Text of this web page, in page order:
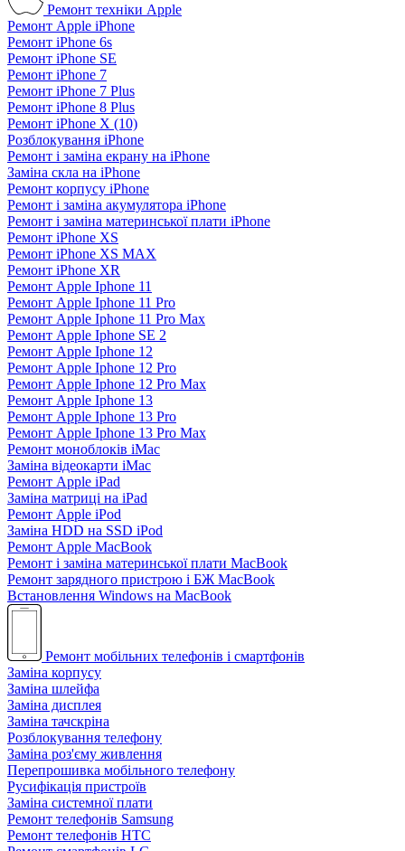
Ремонт техніки Apple
Ремонт Apple iPhone
Ремонт iPhone 6s
Ремонт iPhone SE
Ремонт iPhone 7
Ремонт iPhone 7 Plus
Ремонт iPhone 8 Plus
Ремонт iPhone X (10)
Розблокування iPhone
Ремонт і заміна екрану на iPhone
Заміна скла на iPhone
Ремонт корпусу iPhone
Ремонт і заміна акумулятора iPhone
Ремонт і заміна материнської плати iPhone
Ремонт iPhone XS
Ремонт iPhone XS MAX
Ремонт iPhone XR
Ремонт Apple Iphone 11
Ремонт Apple Iphone 11 Pro
Ремонт Apple Iphone 11 Pro Max
Ремонт Apple Iphone SE 2
Ремонт Apple Iphone 12
Ремонт Apple Iphone 12 Pro
Ремонт Apple Iphone 12 Pro Max
Ремонт Apple Iphone 13
Ремонт Apple Iphone 13 Pro
Ремонт Apple Iphone 13 Pro Max
Ремонт моноблоків iMac
Заміна відеокарти iMac
Ремонт Apple iPad
Заміна матриці на iPad
Ремонт Apple iPod
Заміна HDD на SSD iPod
Ремонт Apple MacBook
Ремонт і заміна материнської плати MacBook
Ремонт зарядного пристрою і БЖ MacBook
Встановлення Windows на MacBook
Ремонт мобільних телефонів і смартфонів
Заміна корпусу
Заміна шлейфа
Заміна дисплея
Заміна тачскріна
Розблокування телефону
Заміна роз'єму живлення
Перепрошивка мобільного телефону
Русифікація пристроїв
Заміна системної плати
Ремонт телефонів Samsung
Ремонт телефонів HTC